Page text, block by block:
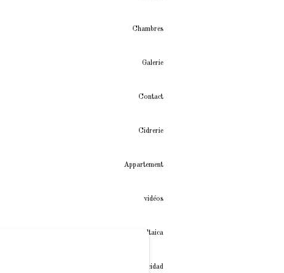
Chambres
Galerie
Contact
Cidrerie
Appartement
vidéos
Instalación fotovoltaica
Política de privacidad